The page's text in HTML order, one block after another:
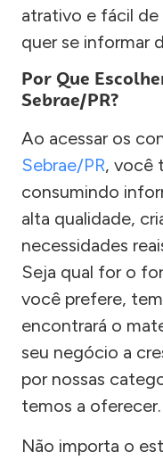
atrativo e fácil de
quer se informar
Por Que
Sebrae/PR?
Ao acessar os
Sebrae/PR, você
consumindo
alta qualidade,
necessidades
Seja qual for o
você prefere,
encontrará o
seu negócio a
por nossas
temos a oferecer.
Não importa o